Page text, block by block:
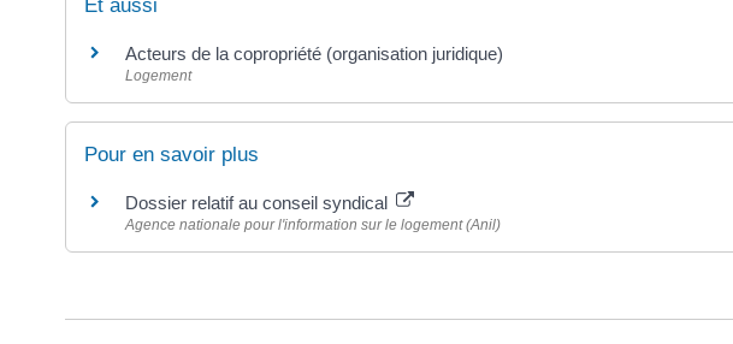
Et aussi
Acteurs de la copropriété (organisation juridique)
Logement
Pour en savoir plus
Dossier relatif au conseil syndical
Agence nationale pour l'information sur le logement (Anil)